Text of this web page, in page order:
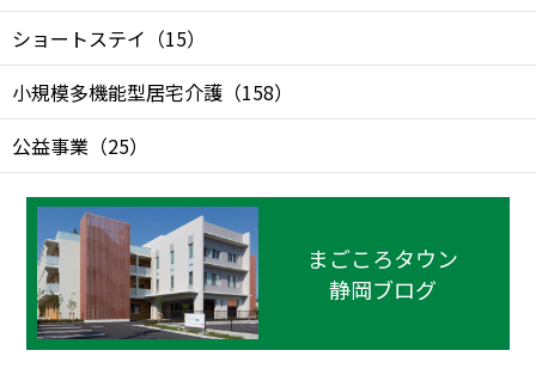
ショートステイ （15）
小規模多機能型居宅介護 （158）
公益事業 （25）
まごころタウン
静岡ブログ